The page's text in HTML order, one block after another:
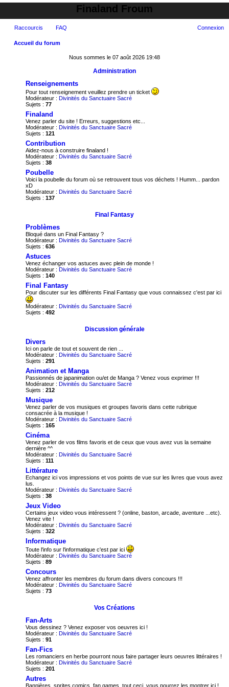
Finaland Froum
Raccourcis FAQ Connexion
Accueil du forum
Nous sommes le 07 août 2026 19:48
Administration
Renseignements
Pour tout renseignement veuillez prendre un ticket
Modérateur : Divinités du Sanctuaire Sacré
Sujets : 77
Finaland
Venez parler du site ! Erreurs, suggestions etc...
Modérateur : Divinités du Sanctuaire Sacré
Sujets : 121
Contribution
Aidez-nous à construire finaland !
Modérateur : Divinités du Sanctuaire Sacré
Sujets : 38
Poubelle
Voici la poubelle du forum où se retrouvent tous vos déchets ! Humm... pardon
xD
Modérateur : Divinités du Sanctuaire Sacré
Sujets : 137
Final Fantasy
Problèmes
Bloqué dans un Final Fantasy ?
Modérateur : Divinités du Sanctuaire Sacré
Sujets : 636
Astuces
Venez échanger vos astuces avec plein de monde !
Modérateur : Divinités du Sanctuaire Sacré
Sujets : 140
Final Fantasy
Pour discuter sur les différents Final Fantasy que vous connaissez c'est par ici
Modérateur : Divinités du Sanctuaire Sacré
Sujets : 492
Discussion générale
Divers
Ici on parle de tout et souvent de rien ...
Modérateur : Divinités du Sanctuaire Sacré
Sujets : 291
Animation et Manga
Passionnés de japanimation ou/et de Manga ? Venez vous exprimer !!!
Modérateur : Divinités du Sanctuaire Sacré
Sujets : 212
Musique
Venez parler de vos musiques et groupes favoris dans cette rubrique
consacrée à la musique !
Modérateur : Divinités du Sanctuaire Sacré
Sujets : 165
Cinéma
Venez parler de vos films favoris et de ceux que vous avez vus la semaine
dernière ^^
Modérateur : Divinités du Sanctuaire Sacré
Sujets : 111
Littérature
Echangez ici vos impressions et vos points de vue sur les livres que vous avez
lus.
Modérateur : Divinités du Sanctuaire Sacré
Sujets : 38
Jeux Video
Certains jeux video vous intéressent ? (online, baston, arcade, aventure ...etc).
Venez vite !
Modérateur : Divinités du Sanctuaire Sacré
Sujets : 322
Informatique
Toute l'info sur l'informatique c'est par ici
Modérateur : Divinités du Sanctuaire Sacré
Sujets : 89
Concours
Venez affronter les membres du forum dans divers concours !!!
Modérateur : Divinités du Sanctuaire Sacré
Sujets : 73
Vos Créations
Fan-Arts
Vous dessinez ? Venez exposer vos oeuvres ici !
Modérateur : Divinités du Sanctuaire Sacré
Sujets : 91
Fan-Fics
Les romanciers en herbe pourront nous faire partager leurs oeuvres littéraires !
Modérateur : Divinités du Sanctuaire Sacré
Sujets : 201
Autres
Bannières, sprites comics, fan games, tout ceci, vous pourrez les montrer ici !